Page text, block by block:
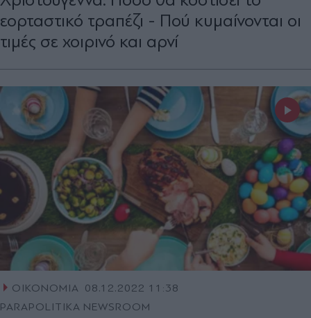
εορταστικό τραπέζι - Πού κυμαίνονται οι
τιμές σε χοιρινό και αρνί
ΟΙΚΟΝΟΜΙΑ 08.12.2022 11:38
PARAPOLITIKA NEWSROOM